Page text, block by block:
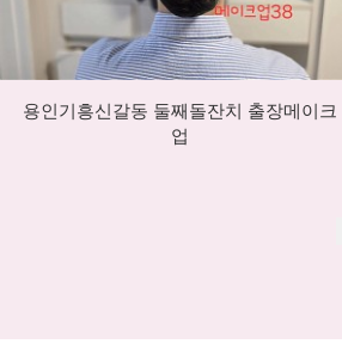
용인기흥신갈동 둘째돌잔치 출장메이크
업